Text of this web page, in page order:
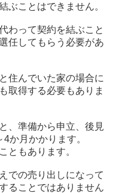
ぶことはできません。
わって契約を結ぶこと
任してもらう必要があ
住んでいた家の場合に
取得する必要もありま
、準備から申立、後見
か月かかります。
ともあります。
での売り出しになって
ることではありません